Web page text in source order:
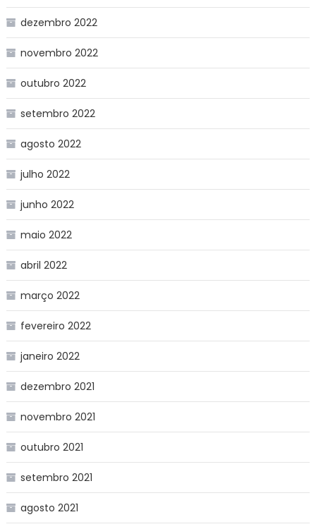
dezembro 2022
novembro 2022
outubro 2022
setembro 2022
agosto 2022
julho 2022
junho 2022
maio 2022
abril 2022
março 2022
fevereiro 2022
janeiro 2022
dezembro 2021
novembro 2021
outubro 2021
setembro 2021
agosto 2021